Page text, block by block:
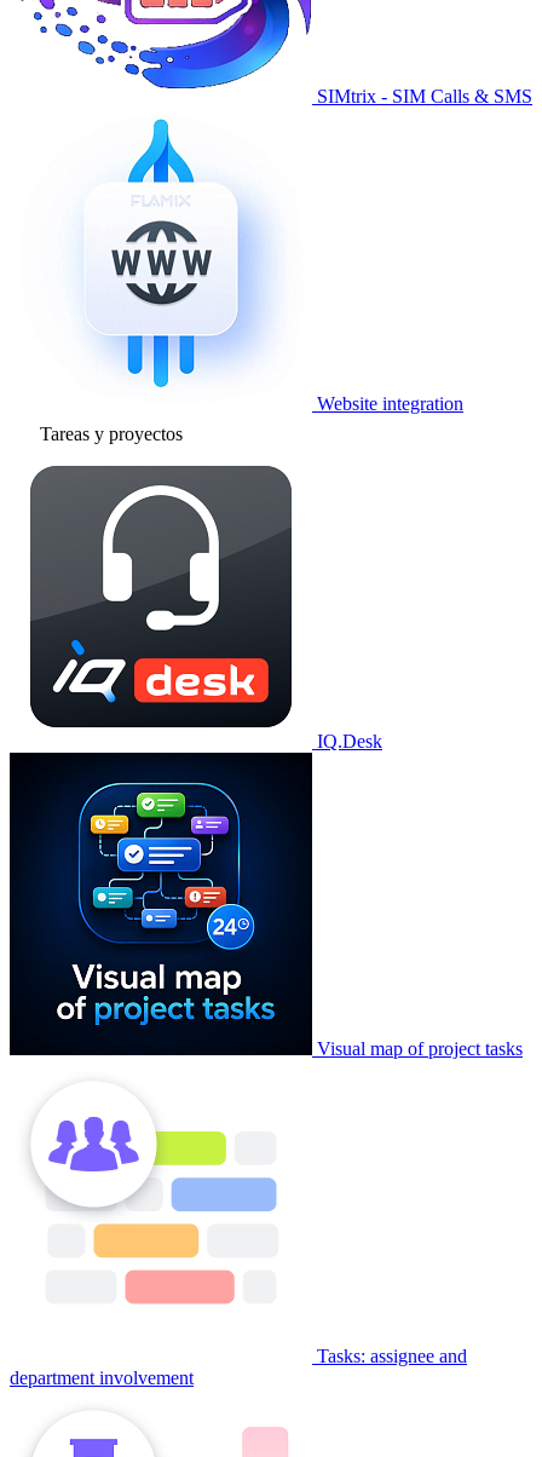
SIMtrix - SIM Calls & SMS
Website integration
Tareas y proyectos
IQ.Desk
Visual map of project tasks
Tasks: assignee and
department involvement